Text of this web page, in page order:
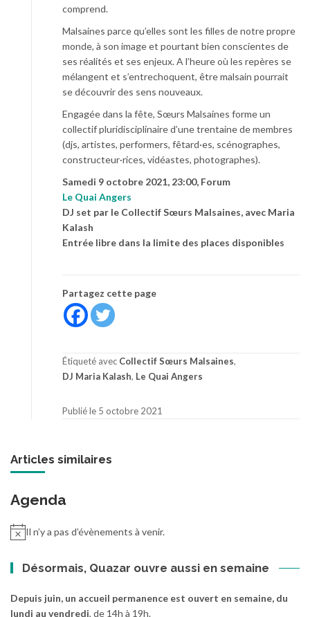
comprend.
Malsaines parce qu’elles sont les filles de notre propre
monde, à son image et pourtant bien conscientes de
ses réalités et ses enjeux. A l’heure où les repères se
mélangent et s’entrechoquent, être malsain pourrait
se découvrir des sens nouveaux.
Engagée dans la fête, Sœurs Malsaines forme un
collectif pluridisciplinaire d’une trentaine de membres
(djs, artistes, performers, fêtard·es, scénographes,
constructeur·rices, vidéastes, photographes).
Samedi 9 octobre 2021, 23:00, Forum
Le Quai Angers
DJ set par le Collectif Sœurs Malsaines, avec Maria
Kalash
Entrée libre dans la limite des places disponibles
Partagez cette page
Étiqueté avec Collectif Sœurs Malsaines,
DJ Maria Kalash, Le Quai Angers
Publié le 5 octobre 2021
Articles similaires
Agenda
Il n’y a pas d’évènements à venir.
Désormais, Quazar ouvre aussi en semaine
Depuis juin, un accueil permanence est ouvert en semaine, du
lundi au vendredi, de 14h à 19h.